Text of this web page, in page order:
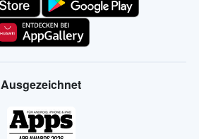
Ausgezeichnet